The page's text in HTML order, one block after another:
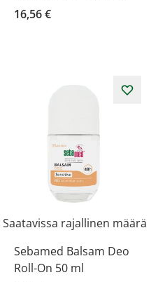
16,56 €
Saatavissa rajallinen määrä
Sebamed Balsam Deo
Roll-On 50 ml